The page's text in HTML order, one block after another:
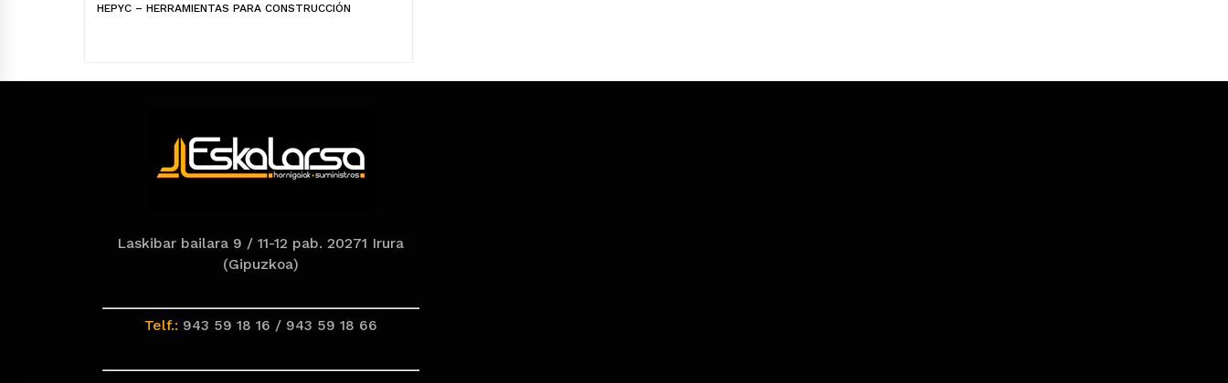
HEPYC – HERRAMIENTAS PARA CONSTRUCCIÓN
Laskibar bailara 9 / 11-12 pab. 20271 Irura
(Gipuzkoa)
Telf.: 943 59 18 16 / 943 59 18 66